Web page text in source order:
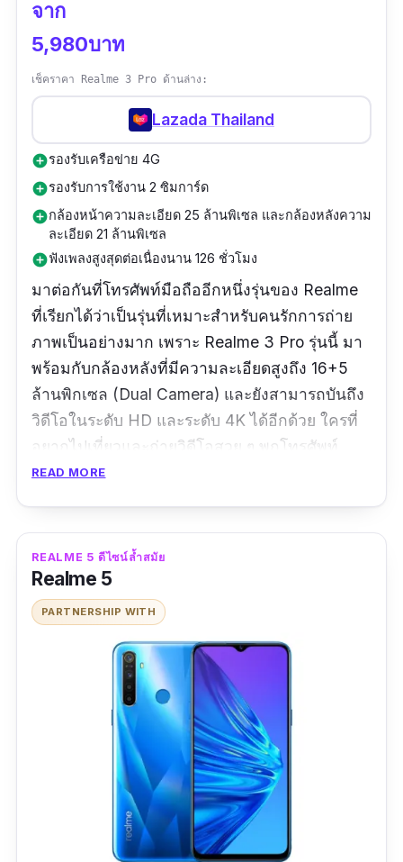
จาก
5,980บาท
เช็คราคา Realme 3 Pro ด้านล่าง:
Lazada Thailand
add_circleรองรับเครือข่าย 4G
add_circleรองรับการใช้งาน 2 ซิมการ์ด
add_circleกล้องหน้าความละเอียด 25 ล้านพิเซล และกล้องหลังความ
ละเอียด 21 ล้านพิเซล
add_circleฟังเพลงสูงสุดต่อเนื่องนาน 126 ชั่วโมง
มาต่อกันที่โทรศัพท์มือถืออีกหนึ่งรุ่นของ Realme
ที่เรียกได้ว่าเป็นรุ่นที่เหมาะสำหรับคนรักการถ่าย
ภาพเป็นอย่างมาก เพราะ Realme 3 Pro รุ่นนี้ มา
พร้อมกับกล้องหลังที่มีความละเอียดสูงถึง 16+5
ล้านพิกเซล (Dual Camera) และยังสามารถบันถึง
วิดีโอในระดับ HD และระดับ 4K ได้อีกด้วย ใครที่
อยากไปเที่ยวและถ่ายวิดีโอสวย ๆ พกโทรศัพท์
Realme 3 Pro เครื่องเดียวก็เพียงพอแล้ว โดยใน
นอกจากนี้ Realme 3 Pro ยังมาพร้อมกับหน้าจอ
ขนาด 6.3 นิ้ว ที่มาพร้อมการรองรับการใช้งาน
แบบ 2 ซิม และสามารถใช้งานเครือข่ายแบบ 4G
ได้อีกด้วย ส่วนใครที่เป็นคอเพลง ต้องฟังเพลงทั้ง
เวลานั่งรถไปทำงาน ทำงาน หรือระหว่างทำ
กิจกรรมอะไรก็ตาม Realme 3 Pro เครื่องนี้ก็ยัง
สามารถฟังเพลงต่อเนื่องได้ถึง 126 ชั่วโมง และรับ
ชมวิดีโอนานต่อเนื่อง 9.7 ชั่วโมงอีกด้วย
READ MORE
REALME 5 ดีไซน์ล้ำสมัย
Realme 5
PARTNERSHIP WITH